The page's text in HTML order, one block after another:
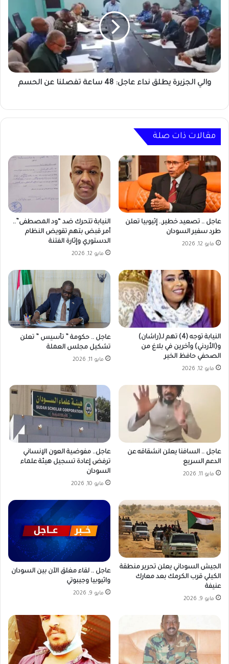
يطلق
عاجل:
48
ساعة
تفصلنا
عن
الحسموالي الجزيرة يطلق نداء عاجل: 48 ساعة تفصلنا عن الحسم
مقالات ذات صلة
عاجل .. تصعيد خطير.. إثيوبيا تعلن
طرد سفير السودان
مايو 12, 2026
النيابة تتحرك ضد “ود المصطفى”..
أمر قبض بتهم تقويض النظام
الدستوري وإثارة الفتنة
مايو 12, 2026
النيابة توجه (4) تهم لـ(راشان)
و(الأردني) وآخرين في بلاغ من
الصحفي حافظ الخير
مايو 12, 2026
عاجل .. حكومة ” تأسيس ” تعلن
تشكيل مجلس العملة
مايو 11, 2026
عاجل .. السافنا يعلن انشقاقه عن
الدعم السريع
مايو 11, 2026
عاجل.. مفوضية العون الإنساني
ترفض إعادة تسجيل هيئة علماء
السودان
مايو 10, 2026
الجيش السوداني يعلن تحرير منطقة
الكيلي قرب الكرمك بعد معارك
عنيفة
مايو 9, 2026
عاجل .. لقاء مغلق الآن بين السودان
واثيوبيا وجيبوتي
مايو 9, 2026